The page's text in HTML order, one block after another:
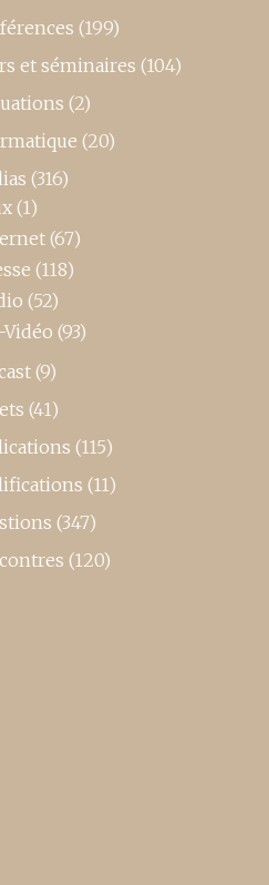
(199)
et séminaires (104)
(2)
(20)
(316)
(1)
(67)
(118)
(52)
Vidéo (93)
(9)
(41)
(115)
(11)
(347)
(120)